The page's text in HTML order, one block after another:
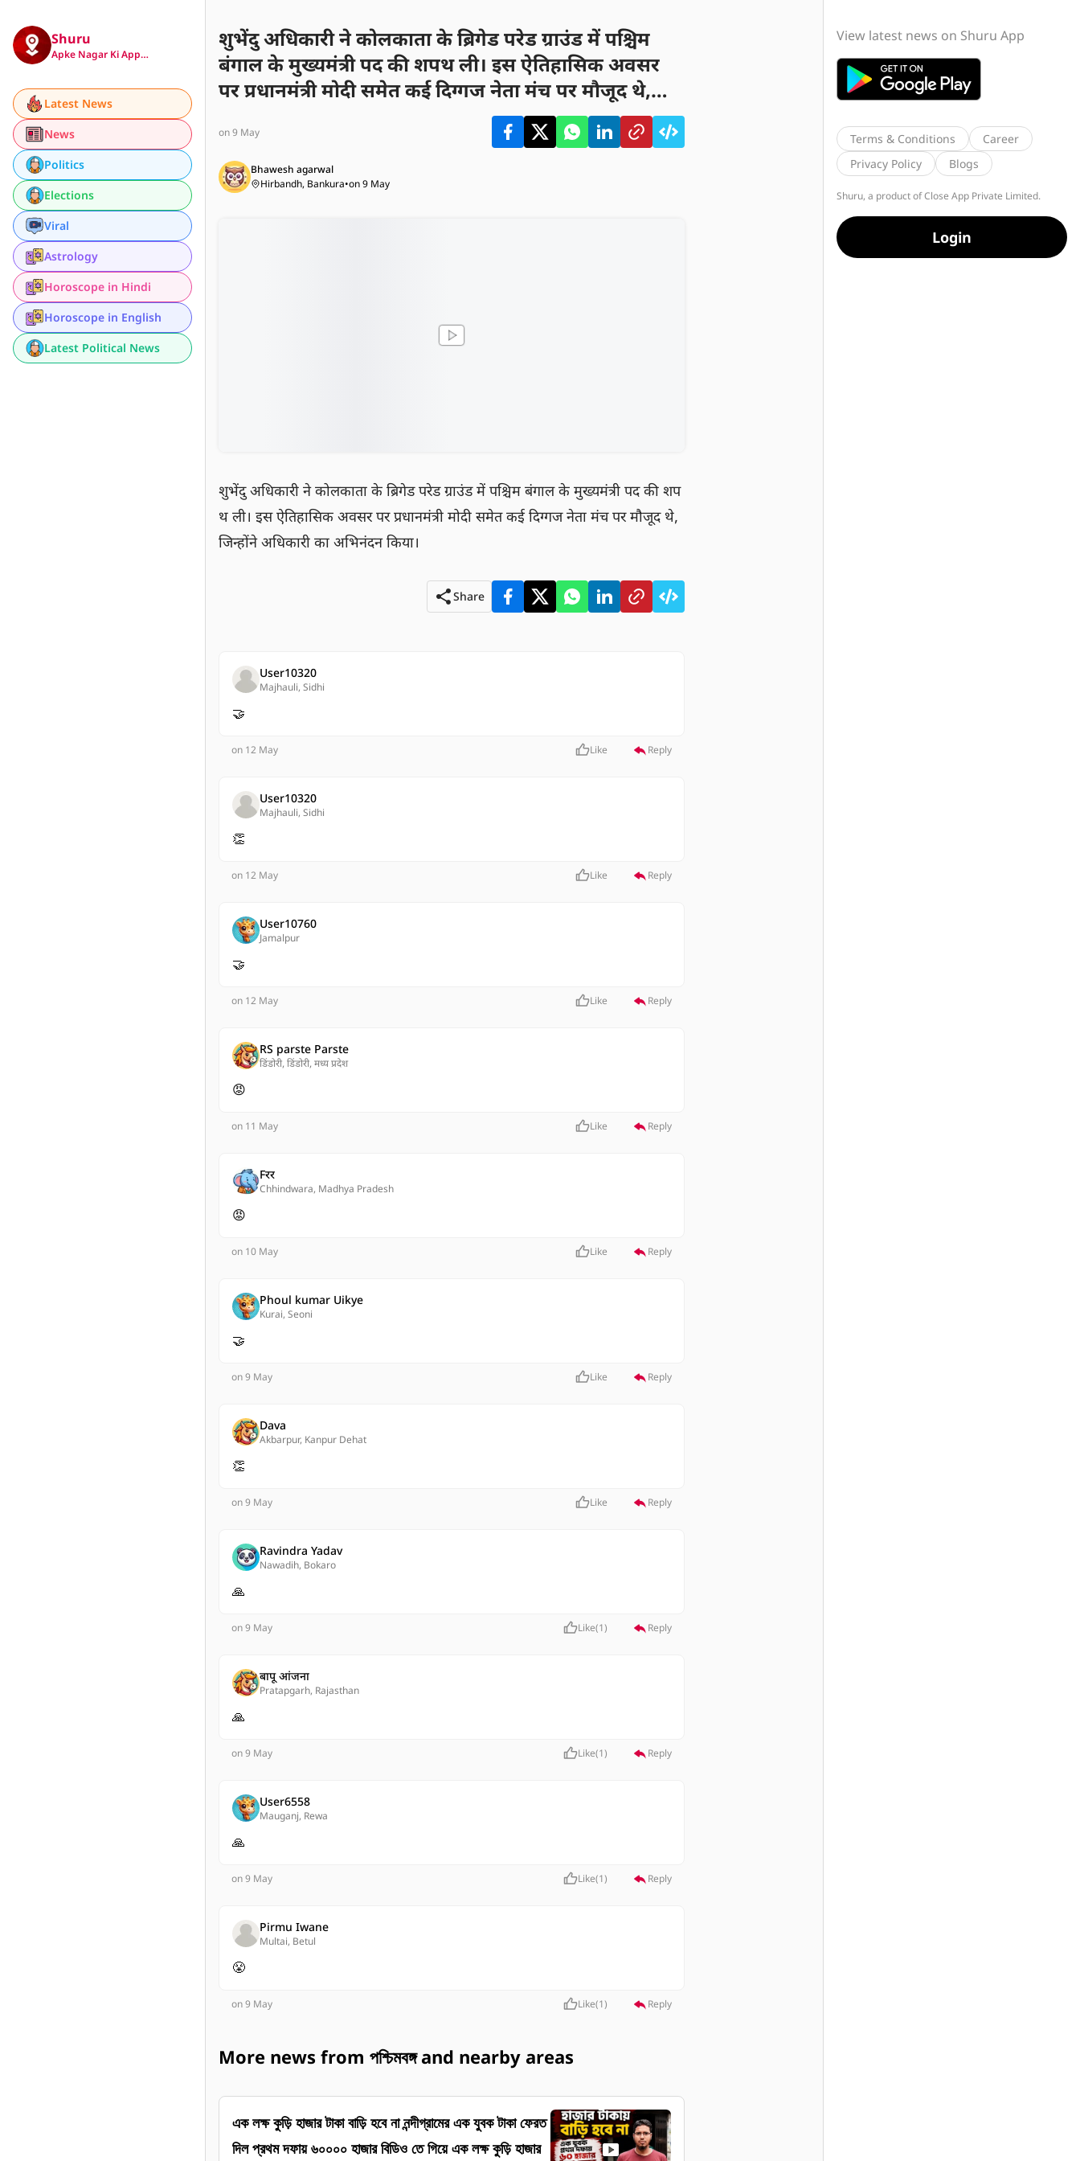
Shuru
Apke Nagar Ki App…
Latest News
News
Politics
Elections
Viral
Astrology
Horoscope in Hindi
Horoscope in English
Latest Political News
शुभेंदु अधिकारी ने कोलकाता के ब्रिगेड परेड ग्राउंड में पश्चिम
बंगाल के मुख्यमंत्री पद की शपथ ली। इस ऐतिहासिक अवसर
पर प्रधानमंत्री मोदी समेत कई दिग्गज नेता मंच पर मौजूद थे,
जिन्होंने अधिकारी का अभिनंदन किया।
on 9 May
Bhawesh agarwal
Hirbandh, Bankura•on 9 May
शुभेंदु अधिकारी ने कोलकाता के ब्रिगेड परेड ग्राउंड में पश्चिम बंगाल के मुख्यमंत्री पद की शप
थ ली। इस ऐतिहासिक अवसर पर प्रधानमंत्री मोदी समेत कई दिग्गज नेता मंच पर मौजूद थे,
जिन्होंने अधिकारी का अभिनंदन किया।
Share
User10320
Majhauli, Sidhi
🤝
on 12 May Like Reply
User10320
Majhauli, Sidhi
👏
on 12 May Like Reply
User10760
Jamalpur
🤝
on 12 May Like Reply
RS parste Parste
डिंडोरी, डिंडोरी, मध्य प्रदेश
😡
on 11 May Like Reply
Fरर
Chhindwara, Madhya Pradesh
😡
on 10 May Like Reply
Phoul kumar Uikye
Kurai, Seoni
🤝
on 9 May Like Reply
Dava
Akbarpur, Kanpur Dehat
👏
on 9 May Like Reply
Ravindra Yadav
Nawadih, Bokaro
🙏
on 9 May Like(1) Reply
बापू आंजना
Pratapgarh, Rajasthan
🙏
on 9 May Like(1) Reply
User6558
Mauganj, Rewa
🙏
on 9 May Like(1) Reply
Pirmu Iwane
Multai, Betul
😤
on 9 May Like(1) Reply
More news from পশ্চিমবঙ্গ and nearby areas
এক লক্ষ কুড়ি হাজার টাকা বাড়ি হবে না নন্দীগ্রামের এক যুবক টাকা ফেরত
দিল প্রথম দফায় ৬০০০০ হাজার বিডিও তে গিয়ে এক লক্ষ কুড়ি হাজার
View latest news on Shuru App
Terms & Conditions
Career
Privacy Policy
Blogs
Shuru, a product of Close App Private Limited.
Login